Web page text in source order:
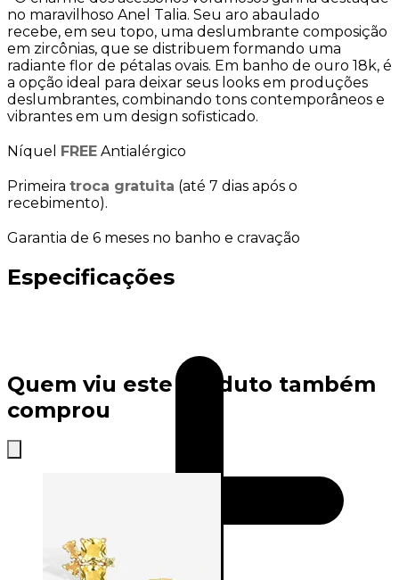
no maravilhoso Anel Talia. Seu aro abaulado
recebe, em seu topo, uma deslumbrante composição
em zircônias, que se distribuem formando uma
radiante flor de pétalas ovais. Em banho de ouro 18k, é
a opção ideal para deixar seus looks em produções
deslumbrantes, combinando tons contemporâneos e
vibrantes em um design sofisticado.
Níquel FREE Antialérgico
Primeira troca gratuita (até 7 dias após o
recebimento).
Garantia de 6 meses no banho e cravação
Especificações
Quem viu este produto também
comprou